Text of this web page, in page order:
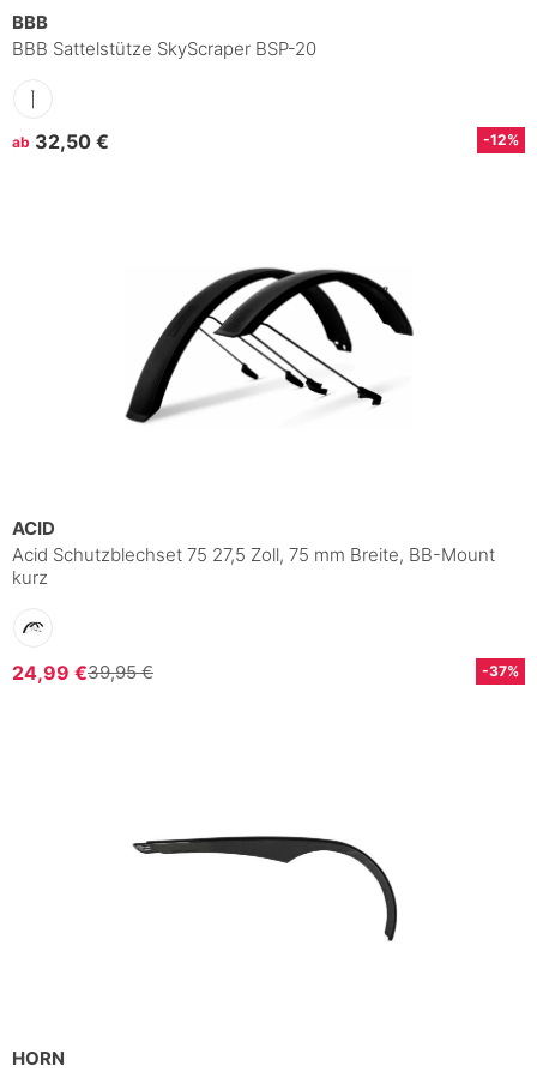
BBB
BBB Sattelstütze SkyScraper BSP-20
ab 32,50 € -12%
ACID
Acid Schutzblechset 75 27,5 Zoll, 75 mm Breite, BB-Mount
kurz
24,99 €39,95 € -37%
HORN